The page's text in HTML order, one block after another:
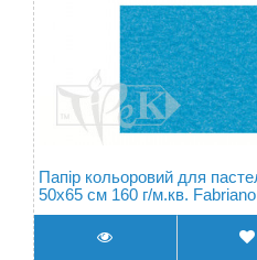
Папір кольоровий для
50х65 см 160 г/м.кв. Fabriano